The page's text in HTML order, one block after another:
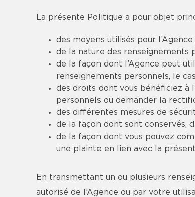
La présente Politique a pour objet
des moyens utilisés pour
de la nature des renseignements
de la façon dont l’Agence peut
renseignements personnels, le
des droits dont vous bénéficiez à
personnels ou demander la
des différentes mesures de
de la façon dont sont conservés,
de la façon dont vous pouvez
une plainte en lien avec la
En transmettant un ou plusieurs
autorisé de l’Agence ou par votre